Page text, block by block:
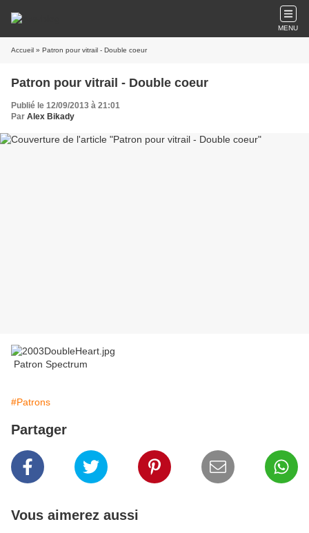
MENU
Accueil » Patron pour vitrail - Double coeur
Patron pour vitrail - Double coeur
Publié le 12/09/2013 à 21:01
Par Alex Bikady
Patron Spectrum
#Patrons
Partager
Vous aimerez aussi